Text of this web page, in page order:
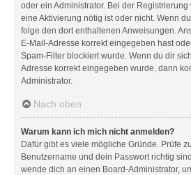
oder ein Administrator. Bei der
eine Aktivierung nötig ist oder nicht. Wenn
folge den dort enthaltenen Anweisungen.
E-Mail-Adresse korrekt eingegeben hast
Spam-Filter blockiert wurde. Wenn du dir
Adresse korrekt eingegeben wurde, dann
Administrator.
Nach oben
Warum kann ich mich nicht anmelden?
Dafür gibt es viele mögliche Gründe. Prüfe
Benutzername und dein Passwort richtig
wende dich an einen Board-Administrator,